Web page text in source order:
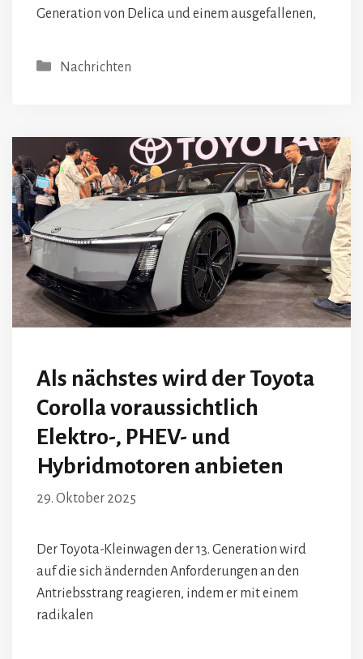
Generation von Delica und einem ausgefallenen,
Kategorien
Nachrichten
Als nächstes wird der Toyota
Corolla voraussichtlich
Elektro-, PHEV- und
Hybridmotoren anbieten
29. Oktober 2025
Der Toyota-Kleinwagen der 13. Generation wird
auf die sich ändernden Anforderungen an den
Antriebsstrang reagieren, indem er mit einem
radikalen